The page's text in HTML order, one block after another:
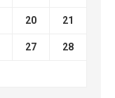
20 21
27 28